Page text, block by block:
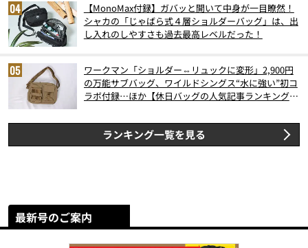
【MonoMax付録】ガバッと開いて中身が一目瞭然！
シャカの「じゃばら式４層ショルダーバッグ」は、出
し入れのしやすさも過去最高レベルだった！
ワークマン「ショルダー⇔リュックに変形」2,900円
の万能サブバッグ、ワイルドシングス“水に強い”初コ
ラボ付録…ほか【休日バッグの人気記事ランキングベ
ランキング一覧を見る
最新号のご案内